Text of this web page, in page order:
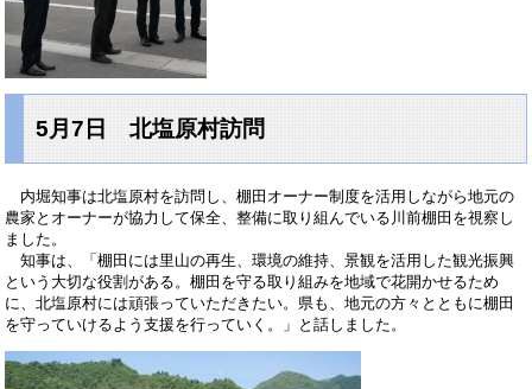
5月7日 北塩原村訪問
内堀知事は北塩原村を訪問し、棚田オーナー制度を活用しながら地元の
農家とオーナーが協力して保全、整備に取り組んでいる川前棚田を視察し
ました。
知事は、「棚田には里山の再生、環境の維持、景観を活用した観光振興
という大切な役割がある。棚田を守る取り組みを地域で花開かせるため
に、北塩原村には頑張っていただきたい。県も、地元の方々とともに棚田
を守っていけるよう支援を行っていく。」と話しました。